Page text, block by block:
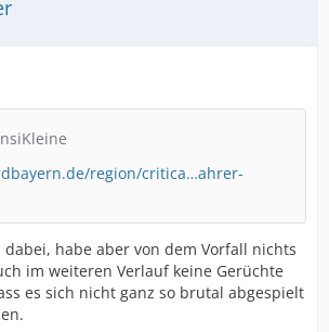
region/critica…ahrer-
dabei, habe aber von dem Vorfall nichts
im weiteren Verlauf keine Gerüchte
es sich nicht ganz so brutal abgespielt